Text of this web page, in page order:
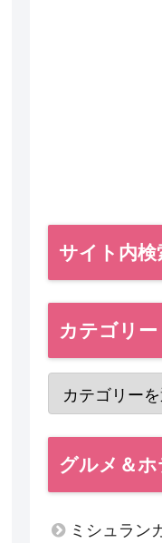
サイト内検
カテゴリー
グルメ＆
ミシュラン